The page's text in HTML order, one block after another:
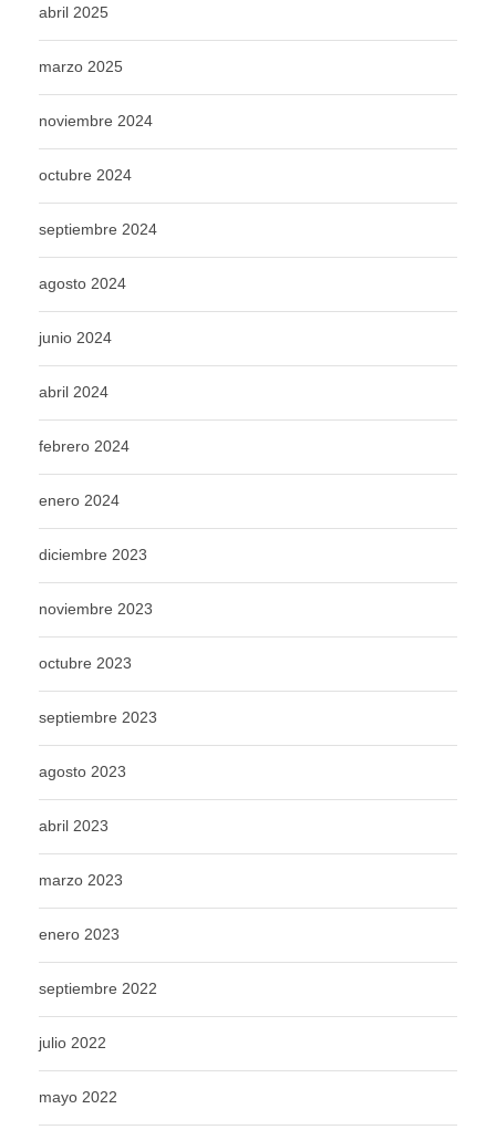
abril 2025
marzo 2025
noviembre 2024
octubre 2024
septiembre 2024
agosto 2024
junio 2024
abril 2024
febrero 2024
enero 2024
diciembre 2023
noviembre 2023
octubre 2023
septiembre 2023
agosto 2023
abril 2023
marzo 2023
enero 2023
septiembre 2022
julio 2022
mayo 2022